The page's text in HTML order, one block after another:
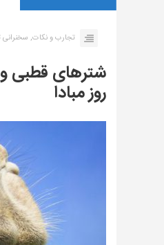
تجارب و نکات, سخنرانی
شترهای قطبی
روز مبادا